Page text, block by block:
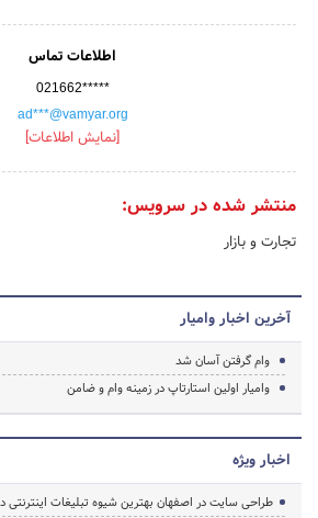
اطلاعات تماس
021662*****
ad***@vamyar.org
[نمایش اطلاعات]
منتشر شده در سرویس:
تجارت و بازار
آخرین اخبار وامیار
وام گرفتن آسان شد
وامیار اولین استارتاپ در زمینه وام و ضامن
اخبار ویژه
طراحی سایت در اصفهان بهترین شیوه تبلیغات اینترنتی